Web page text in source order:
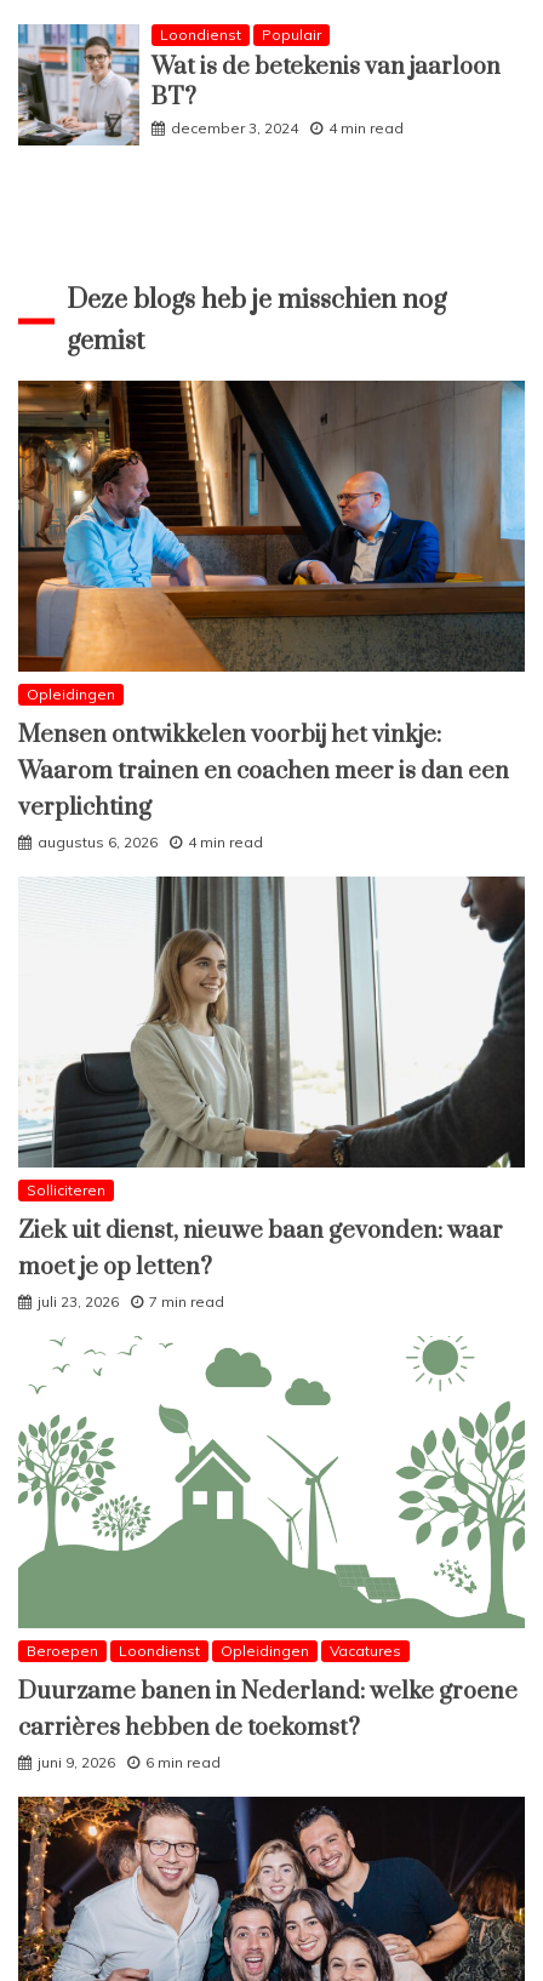
Loondienst Populair
Wat is de betekenis van jaarloon
BT?
december 3, 2024 4 min read
Deze blogs heb je misschien nog
gemist
Opleidingen
Mensen ontwikkelen voorbij het vinkje:
Waarom trainen en coachen meer is dan een
verplichting
augustus 6, 2026 4 min read
Solliciteren
Ziek uit dienst, nieuwe baan gevonden: waar
moet je op letten?
juli 23, 2026 7 min read
Beroepen Loondienst Opleidingen Vacatures
Duurzame banen in Nederland: welke groene
carrières hebben de toekomst?
juni 9, 2026 6 min read